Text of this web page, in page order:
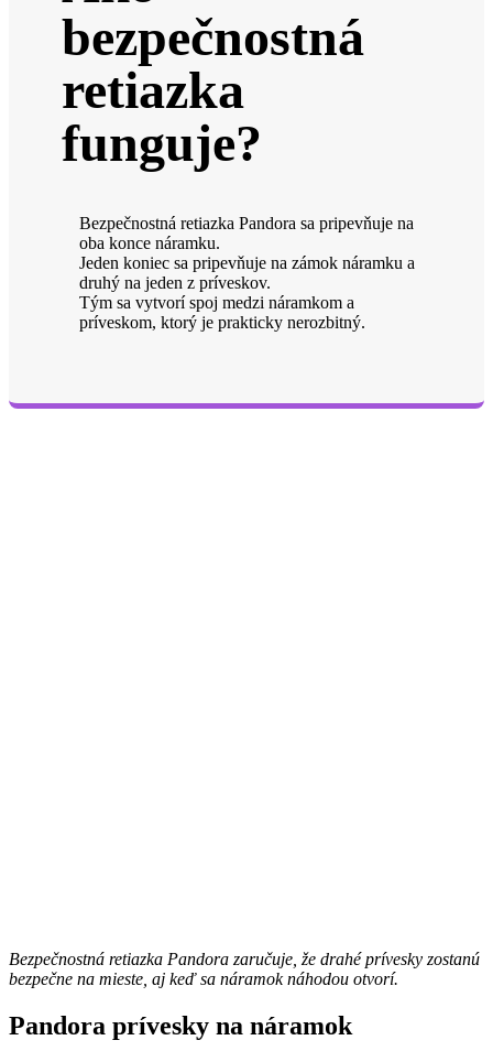
bezpečnostná
retiazka
funguje?
Bezpečnostná retiazka Pandora sa pripevňuje na
oba konce náramku.
Jeden koniec sa pripevňuje na zámok náramku a
druhý na jeden z príveskov.
Tým sa vytvorí spoj medzi náramkom a
príveskom, ktorý je prakticky nerozbitný.
Bezpečnostná retiazka Pandora zaručuje, že drahé prívesky zostanú
bezpečne na mieste, aj keď sa náramok náhodou otvorí.
Pandora prívesky na náramok